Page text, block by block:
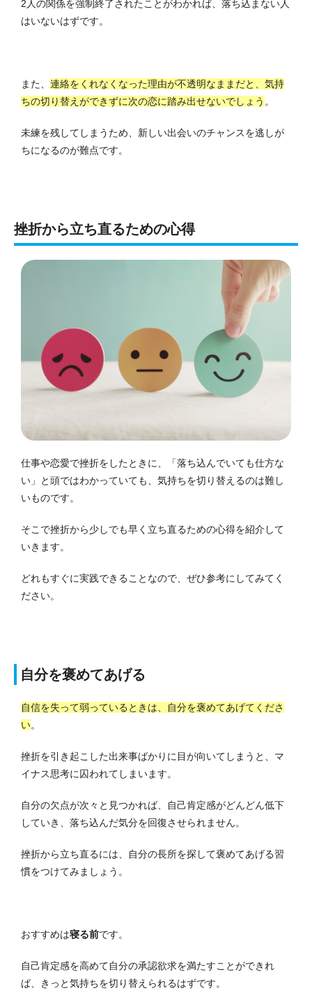
2人の関係を強制終了されたことがわかれば、落ち込まない人
はいないはずです。
また、 連絡をくれなくなった理由が不透明なままだと、気持
ちの切り替えができずに次の恋に踏み出せないでしょう 。
未練を残してしまうため、新しい出会いのチャンスを逃しが
ちになるのが難点です。
挫折から立ち直るための心得
仕事や恋愛で挫折をしたときに、「落ち込んでいても仕方な
い」と頭ではわかっていても、気持ちを切り替えるのは難し
いものです。
そこで挫折から少しでも早く立ち直るための心得を紹介して
いきます。
どれもすぐに実践できることなので、ぜひ参考にしてみてく
ださい。
自分を褒めてあげる
自信を失って弱っているときは、自分を褒めてあげてくださ
い。
挫折を引き起こした出来事ばかりに目が向いてしまうと、マ
イナス思考に囚われてしまいます。
自分の欠点が次々と見つかれば、自己肯定感がどんどん低下
していき、落ち込んだ気分を回復させられません。
挫折から立ち直るには、自分の長所を探して褒めてあげる習
慣をつけてみましょう。
おすすめは寝る前です。
自己肯定感を高めて自分の承認欲求を満たすことができれ
ば、きっと気持ちを切り替えられるはずです。